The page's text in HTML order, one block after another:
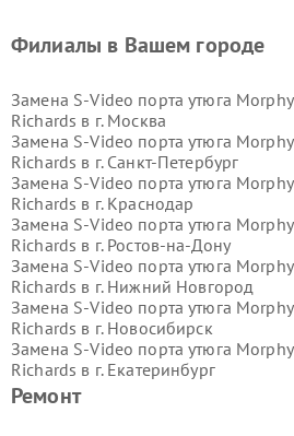
Ремонт
Филиалы в Вашем городе
Замена S-Video порта утюга Morphy
Richards в г. Москва
Замена S-Video порта утюга Morphy
Richards в г. Санкт-Петербург
Замена S-Video порта утюга Morphy
Richards в г. Краснодар
Замена S-Video порта утюга Morphy
Richards в г. Ростов-на-Дону
Замена S-Video порта утюга Morphy
Richards в г. Нижний Новгород
Замена S-Video порта утюга Morphy
Richards в г. Новосибирск
Замена S-Video порта утюга Morphy
Richards в г. Екатеринбург
Замена S-Video порта утюга Morphy
Richards в г.